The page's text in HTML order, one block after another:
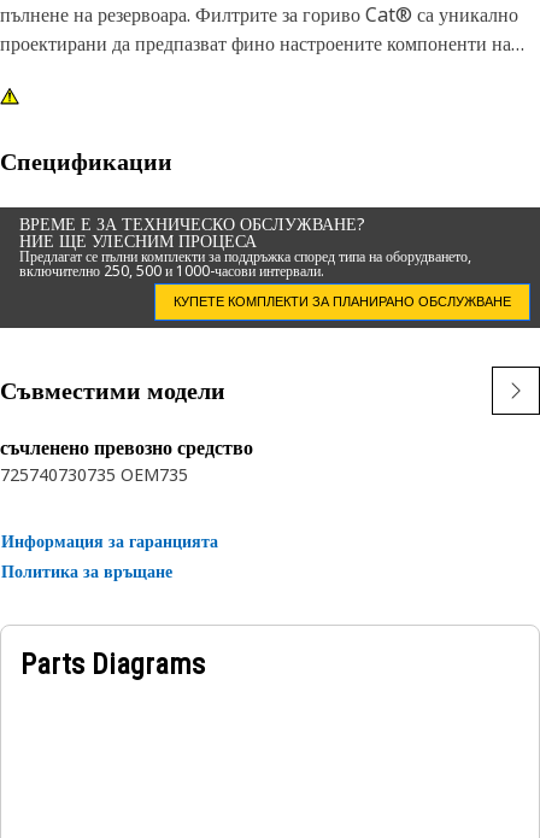
пълнене на резервоара. Филтрите за гориво Cat® са уникално
проектирани да предпазват фино настроените компоненти на
Спецификации
ВРЕМЕ Е ЗА ТЕХНИЧЕСКО ОБСЛУЖВАНЕ?
НИЕ ЩЕ УЛЕСНИМ ПРОЦЕСА
Предлагат се пълни комплекти за поддръжка според типа на оборудването,
включително 250, 500 и 1000-часови интервали.
КУПЕТЕ КОМПЛЕКТИ ЗА ПЛАНИРАНО ОБСЛУЖВАНЕ
Съвместими модели
съчленено превозно средство
725740730735 OEM735
Информация за гаранцията
Политика за връщане
Parts Diagrams